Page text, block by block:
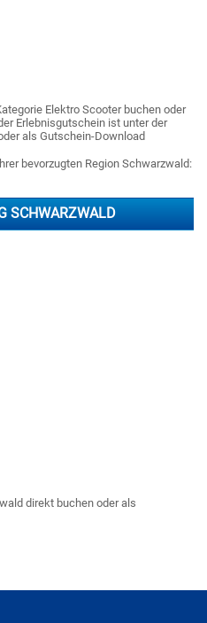
Elektro Scooter buchen oder
Erlebnisgutschein ist unter der
als Gutschein-Download
bevorzugten Region Schwarzwald:
SCHWARZWALD
direkt buchen oder als